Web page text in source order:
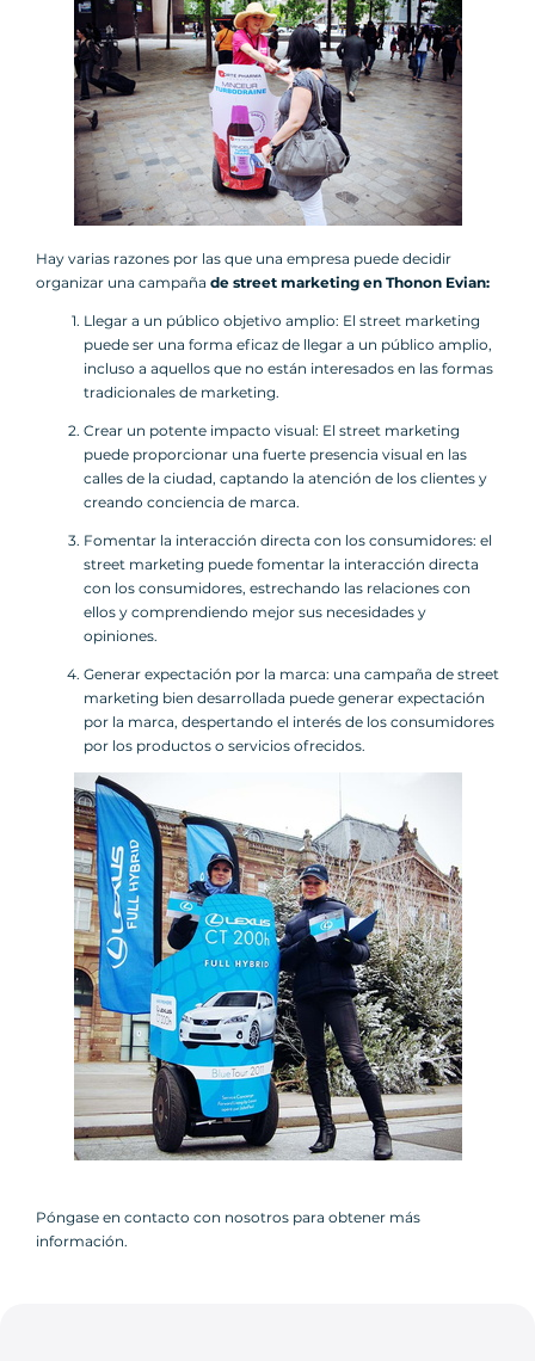
Hay varias razones por las que una empresa puede decidir
organizar una campaña de street marketing en Thonon Evian:
Llegar a un público objetivo amplio: El street marketing
puede ser una forma eficaz de llegar a un público amplio,
incluso a aquellos que no están interesados en las formas
tradicionales de marketing.
Crear un potente impacto visual: El street marketing
puede proporcionar una fuerte presencia visual en las
calles de la ciudad, captando la atención de los clientes y
creando conciencia de marca.
Fomentar la interacción directa con los consumidores: el
street marketing puede fomentar la interacción directa
con los consumidores, estrechando las relaciones con
ellos y comprendiendo mejor sus necesidades y
opiniones.
Generar expectación por la marca: una campaña de street
marketing bien desarrollada puede generar expectación
por la marca, despertando el interés de los consumidores
por los productos o servicios ofrecidos.
Póngase en contacto con nosotros para obtener más
información.